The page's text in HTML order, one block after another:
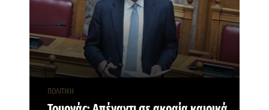
ΠΟΛΙΤΙΚΗ